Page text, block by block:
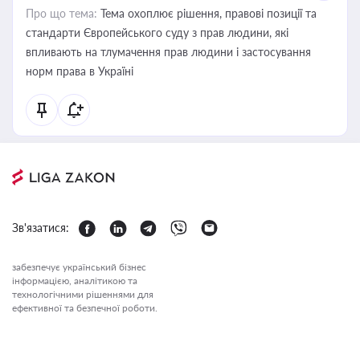
Про що тема: Тема охоплює рішення, правові позиції та
стандарти Європейського суду з прав людини, які
впливають на тлумачення прав людини і застосування
норм права в Україні
Зв'язатися:
забезпечує український бізнес
інформацією, аналітикою та
технологічними рішеннями для
ефективної та безпечної роботи.